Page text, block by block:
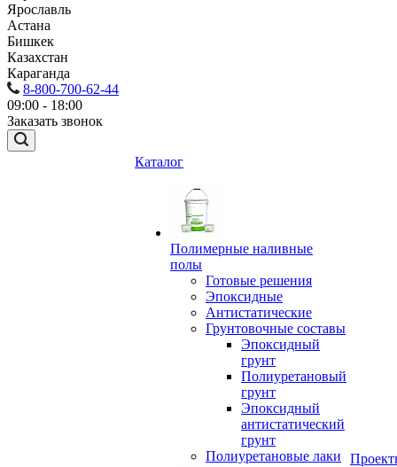
Ярославль
Астана
Бишкек
Казахстан
Караганда
8-800-700-62-44
09:00 - 18:00
Заказать звонок
Каталог
Полимерные наливные
полы
Готовые решения
Эпоксидные
Антистатические
Грунтовочные составы
Эпоксидный
грунт
Полиуретановый
грунт
Эпоксидный
антистатический
грунт
Полиуретановые лаки